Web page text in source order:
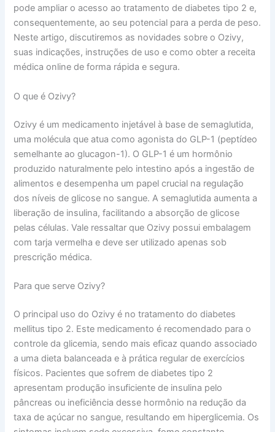
pode ampliar o acesso ao tratamento de diabetes tipo 2 e,
consequentemente, ao seu potencial para a perda de peso.
Neste artigo, discutiremos as novidades sobre o Ozivy,
suas indicações, instruções de uso e como obter a receita
médica online de forma rápida e segura.
O que é Ozivy?
Ozivy é um medicamento injetável à base de semaglutida,
uma molécula que atua como agonista do GLP-1 (peptídeo
semelhante ao glucagon-1). O GLP-1 é um hormônio
produzido naturalmente pelo intestino após a ingestão de
alimentos e desempenha um papel crucial na regulação
dos níveis de glicose no sangue. A semaglutida aumenta a
liberação de insulina, facilitando a absorção de glicose
pelas células. Vale ressaltar que Ozivy possui embalagem
com tarja vermelha e deve ser utilizado apenas sob
prescrição médica.
Para que serve Ozivy?
O principal uso do Ozivy é no tratamento do diabetes
mellitus tipo 2. Este medicamento é recomendado para o
controle da glicemia, sendo mais eficaz quando associado
a uma dieta balanceada e à prática regular de exercícios
físicos. Pacientes que sofrem de diabetes tipo 2
apresentam produção insuficiente de insulina pelo
pâncreas ou ineficiência desse hormônio na redução da
taxa de açúcar no sangue, resultando em hiperglicemia. Os